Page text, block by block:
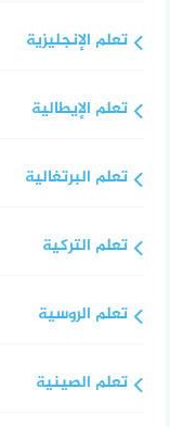
تعلم الإنجليزية
تعلم الإيطالية
تعلم البرتغالية
تعلم التركية
تعلم الروسية
تعلم الصينية